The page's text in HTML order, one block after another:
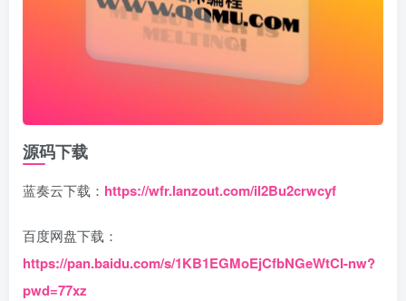
源码下载
蓝奏云下载： https://wfr.lanzout.com/il2Bu2crwcyf
百度网盘下载：
https://pan.baidu.com/s/1KB1EGMoEjCfbNGeWtCI-nw?
pwd=77xz